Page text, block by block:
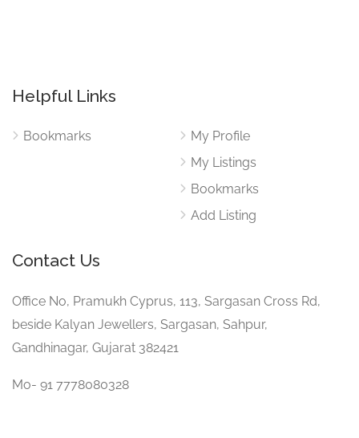
Helpful Links
Bookmarks
My Profile
My Listings
Bookmarks
Add Listing
Contact Us
Office No, Pramukh Cyprus, 113, Sargasan Cross Rd,
beside Kalyan Jewellers, Sargasan, Sahpur,
Gandhinagar, Gujarat 382421
Mo- 91 7778080328